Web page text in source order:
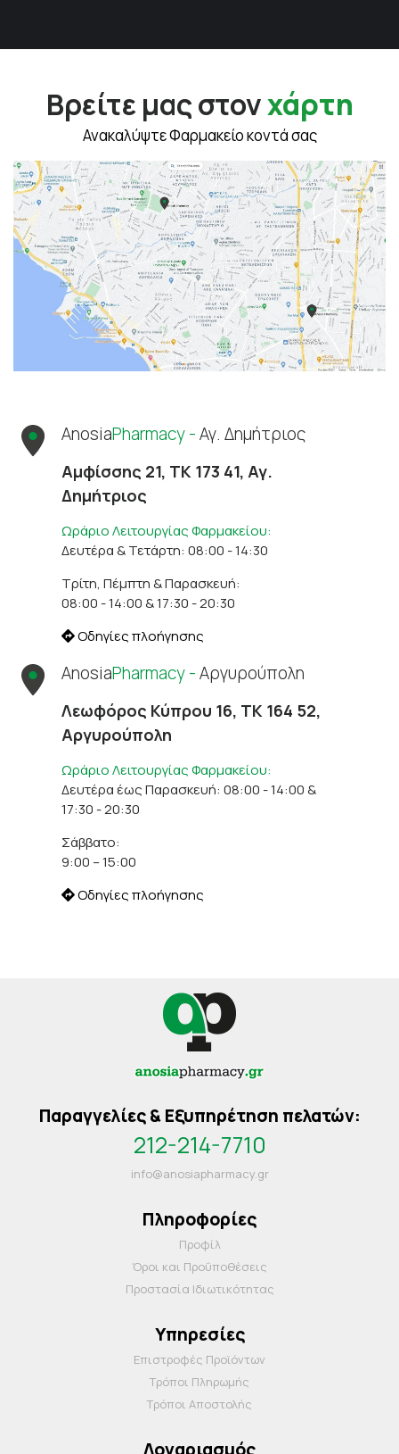
Βρείτε μας στονχάρτη
Ανακαλύψτε Φαρμακείο κοντά σας
AnosiaPharmacy -Αγ. Δημήτριος
Αμφίσσης 21, ΤΚ 173 41, Αγ.
Δημήτριος
Ωράριο Λειτουργίας Φαρμακείου:
Δευτέρα & Τετάρτη: 08:00 - 14:30
Τρίτη, Πέμπτη & Παρασκευή:
08:00 - 14:00 & 17:30 - 20:30
Οδηγίες πλοήγησης
AnosiaPharmacy -Αργυρούπολη
Λεωφόρος Κύπρου 16, ΤΚ 164 52,
Αργυρούπολη
Ωράριο Λειτουργίας Φαρμακείου:
Δευτέρα έως Παρασκευή: 08:00 - 14:00 &
17:30 - 20:30
Σάββατο:
9:00 – 15:00
Οδηγίες πλοήγησης
Παραγγελίες & Εξυπηρέτηση πελατών:
212-214-7710
info@anosiapharmacy.gr
Πληροφορίες
Προφίλ
Όροι και Προΰποθέσεις
Προστασία Ιδιωτικότητας
Υπηρεσίες
Επιστροφές Προϊόντων
Τρόποι Πληρωμής
Τρόποι Αποστολής
Λογαριασμός